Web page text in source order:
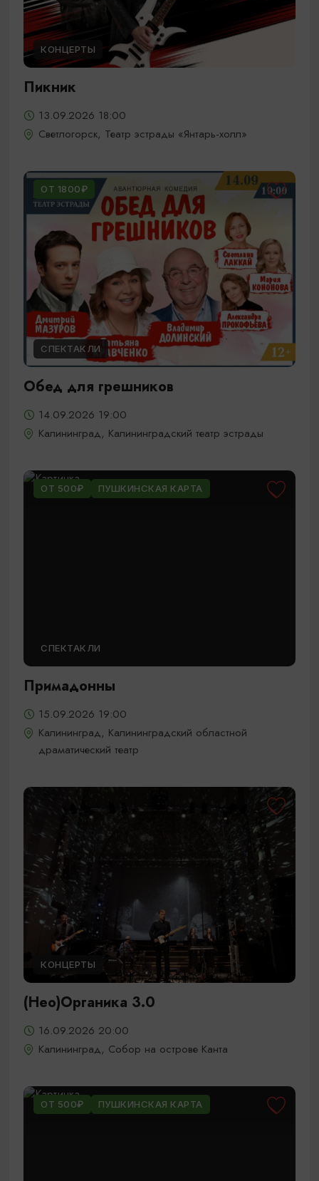
КОНЦЕРТЫ
Пикник
13.09.2026 18:00
Светлогорск, Театр эстрады «Янтарь-холл»
ОТ 1800₽
СПЕКТАКЛИ
Обед для грешников
14.09.2026 19:00
Калининград, Калининградский театр эстрады
ОТ 500₽ ПУШКИНСКАЯ КАРТА
СПЕКТАКЛИ
Примадонны
15.09.2026 19:00
Калининград, Калининградский областной
драматический театр
КОНЦЕРТЫ
(Нео)Органика 3.0
16.09.2026 20:00
Калининград, Собор на острове Канта
ОТ 500₽ ПУШКИНСКАЯ КАРТА